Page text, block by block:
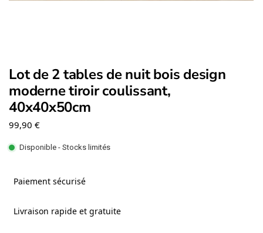
Lot de 2 tables de nuit bois design
moderne tiroir coulissant,
40x40x50cm
99,90 €
Disponible - Stocks limités
Paiement sécurisé
Livraison rapide et gratuite